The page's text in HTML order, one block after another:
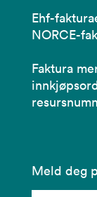
Ehf-
NORCE-
Faktura
Meld deg